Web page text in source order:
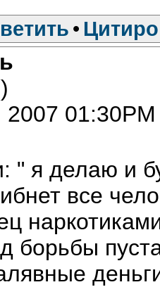
•
01:30PM
" я делаю и
все
борьбы